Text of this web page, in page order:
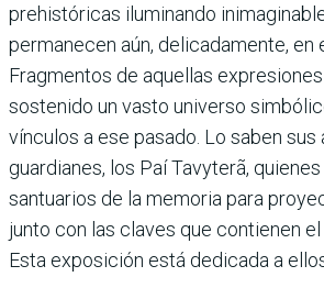
prehistóri­cas iluminando
permanecen aún, delicadamente, en
Fragmentos de aquellas
sostenido un vasto universo
vínculos a ese pasado. Lo saben sus
guardianes, los Paí Tavyterã,
santuarios de la memoria para
junto con las cla­ves que contienen el
Esta exposición está dedicada a